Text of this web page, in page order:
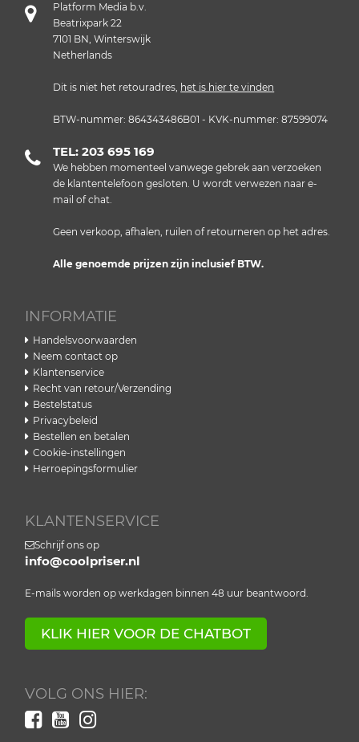
Platform Media b.v.
Beatrixpark 22
7101 BN, Winterswijk
Netherlands
Dit is niet het retouradres, het is hier te vinden
BTW-nummer: 864343486B01 - KVK-nummer: 87599074
TEL: 203 695 169
We hebben momenteel vanwege gebrek aan verzoeken
de klantentelefoon gesloten. U wordt verwezen naar e-
mail of chat.
Geen verkoop, afhalen, ruilen of retourneren op het adres.
Alle genoemde prijzen zijn inclusief BTW.
INFORMATIE
Handelsvoorwaarden
Neem contact op
Klantenservice
Recht van retour/Verzending
Bestelstatus
Privacybeleid
Bestellen en betalen
Cookie-instellingen
Herroepingsformulier
KLANTENSERVICE
Schrijf ons op
info@coolpriser.nl
E-mails worden op werkdagen binnen 48 uur beantwoord.
KLIK HIER VOOR DE CHATBOT
VOLG ONS HIER: